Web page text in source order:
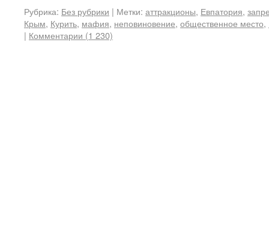
Рубрика: Без рубрики | Метки: аттракционы, Евпатория,
Крым, Курить, мафия, неповиновение, общественное место,
| Комментарии (1 230)